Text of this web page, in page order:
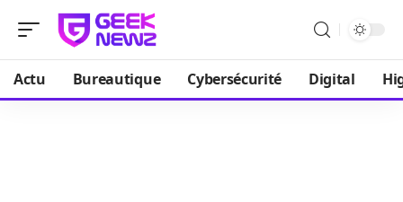
Actu Bureautique Cybersécurité Digital